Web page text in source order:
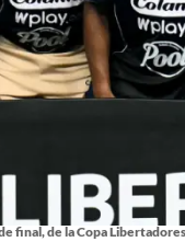
final, de la Copa